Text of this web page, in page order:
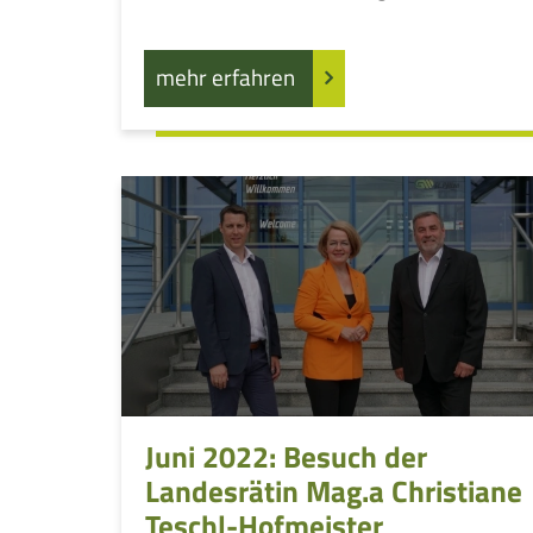
mehr erfahren
Juni 2022: Besuch der
Landesrätin Mag.a Christiane